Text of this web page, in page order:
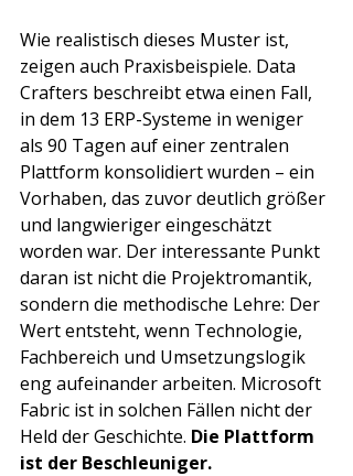
Wie realistisch dieses Muster ist,
zeigen auch Praxisbeispiele. Data
Crafters beschreibt etwa einen Fall,
in dem 13 ERP-Systeme in weniger
als 90 Tagen auf einer zentralen
Plattform konsolidiert wurden – ein
Vorhaben, das zuvor deutlich größer
und langwieriger eingeschätzt
worden war. Der interessante Punkt
daran ist nicht die Projektromantik,
sondern die methodische Lehre: Der
Wert entsteht, wenn Technologie,
Fachbereich und Umsetzungslogik
eng aufeinander arbeiten. Microsoft
Fabric ist in solchen Fällen nicht der
Held der Geschichte. Die Plattform
ist der Beschleuniger.